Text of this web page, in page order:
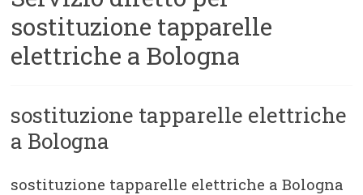
sostituzione tapparelle
elettriche a Bologna
sostituzione tapparelle elettriche
a Bologna
sostituzione tapparelle elettriche a Bologna